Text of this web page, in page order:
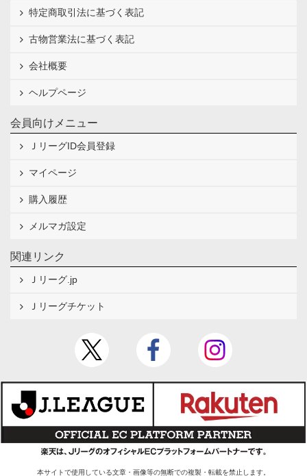
特定商取引法に基づく表記
古物営業法に基づく表記
会社概要
ヘルプページ
会員向けメニュー
ＪリーグID会員登録
マイページ
購入履歴
メルマガ設定
関連リンク
Ｊリーグ.jp
Ｊリーグチケット
本サイトで使用している文章・画像等の無断での複製・転載を禁止します。